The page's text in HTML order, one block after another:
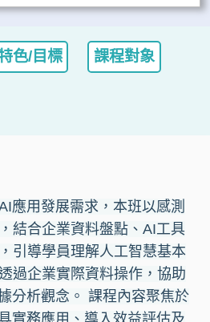
色/目標 課程對象
應用發展需求，本班以感測
結合企業資料盤點、AI工具
引導學員理解人工智慧基本
過企業實際資料操作，協助
分析觀念。 課程內容聚焦於